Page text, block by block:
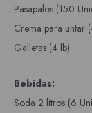
Pasapalos (150
Crema para untar
Galletas (4 lb)
Bebidas:
Soda 2 litros (6